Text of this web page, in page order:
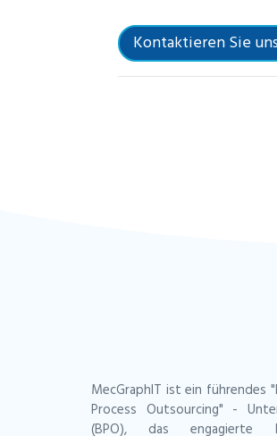
Kontaktieren Sie uns
MecGraphIT ist ein führendes
Process Outsourcing" -
(BPO), das engagierte